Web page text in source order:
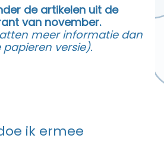
de artikelen uit de
van november.
meer informatie dan
papieren versie).
ik ermee